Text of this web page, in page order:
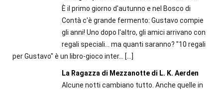
È il primo giorno d'autunno e nel Bosco di
Contà c'è grande fermento: Gustavo compie
gli anni! Uno dopo l'altro, gli amici arrivano con
regali speciali... ma quanti saranno? "10 regali
per Gustavo" è un libro-gioco inter...
[…]
La Ragazza di Mezzanotte di L. K. Aerden
Alcune notti cambiano tutto. Anche quelle in